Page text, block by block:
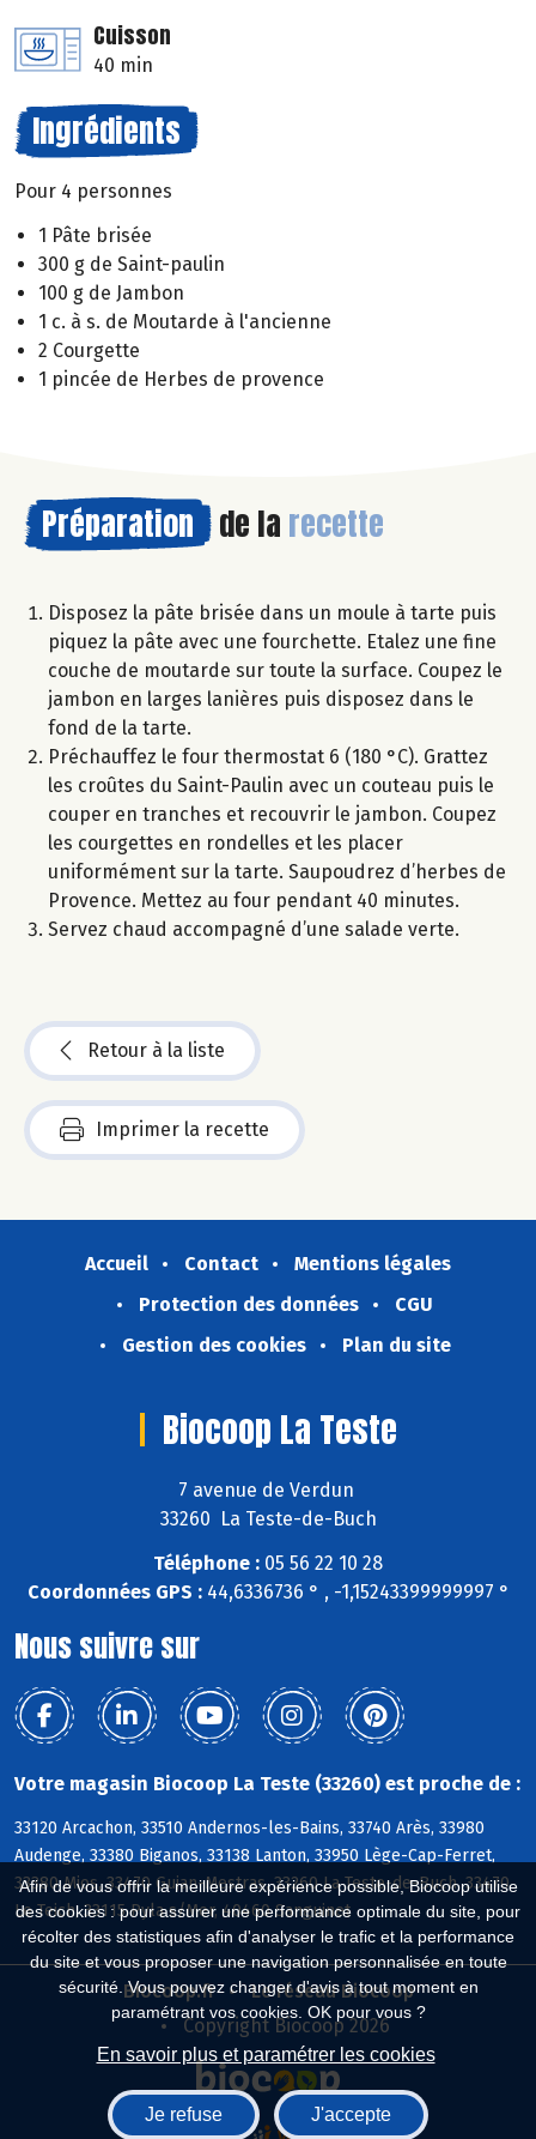
Afin de vous offrir la meilleure expérience possible, Biocoop utilise
des cookies : pour assurer une performance optimale du site, pour
récolter des statistiques afin d'analyser le trafic et la performance
du site et vous proposer une navigation personnalisée en toute
sécurité. Vous pouvez changer d'avis à tout moment en
paramétrant vos cookies. OK pour vous ?
En savoir plus et paramétrer les cookies
Je refuse J'accepte
Cuisson
40 min
Ingrédients
Pour 4 personnes
1 Pâte brisée
300 g de Saint-paulin
100 g de Jambon
1 c. à s. de Moutarde à l'ancienne
2 Courgette
1 pincée de Herbes de provence
Préparation de la recette
Disposez la pâte brisée dans un moule à tarte puis
piquez la pâte avec une fourchette. Etalez une fine
couche de moutarde sur toute la surface. Coupez le
jambon en larges lanières puis disposez dans le
fond de la tarte.
Préchauffez le four thermostat 6 (180 °C). Grattez
les croûtes du Saint-Paulin avec un couteau puis le
couper en tranches et recouvrir le jambon. Coupez
les courgettes en rondelles et les placer
uniformément sur la tarte. Saupoudrez d’herbes de
Provence. Mettez au four pendant 40 minutes.
Servez chaud accompagné d’une salade verte.
Retour à la liste
Imprimer la recette
Accueil Contact
Mentions légales
Protection des données
CGU
Gestion des cookies
Plan du site
Biocoop La Teste
7 avenue de Verdun
33260 La Teste-de-Buch
Téléphone : 05 56 22 10 28
Coordonnées GPS :44,6336736 ° , -1,15243399999997 °
Nous suivre sur
Votre magasin Biocoop La Teste (33260) est proche de :
33120 Arcachon, 33510 Andernos-les-Bains, 33740 Arès, 33980
Audenge, 33380 Biganos, 33138 Lanton, 33950 Lège-Cap-Ferret,
33380 Mios, 33470 Gujan-Mestras, 33260 La Teste-de-Buch, 33470
Le Teich, 33115 Pyla s/Mer, 40460 Sanguinet
Biocoop.fr
Le réseau Biocoop
Copyright Biocoop 2026